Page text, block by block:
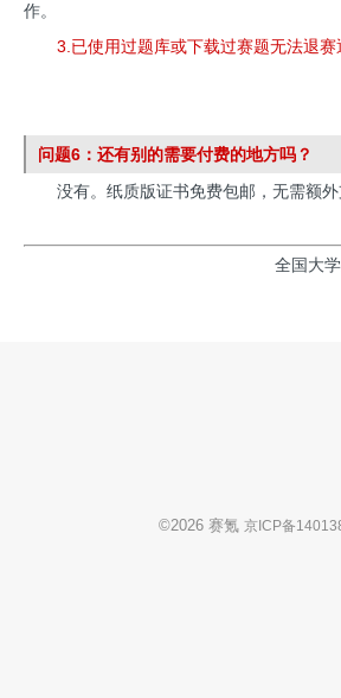
作。
3.已使用过题库或下载过赛题无法退赛
问题6：还有别的需要付费的地方吗？
没有。纸质版证书免费包邮，无需额外
全国大
©2026 赛氪 京ICP备